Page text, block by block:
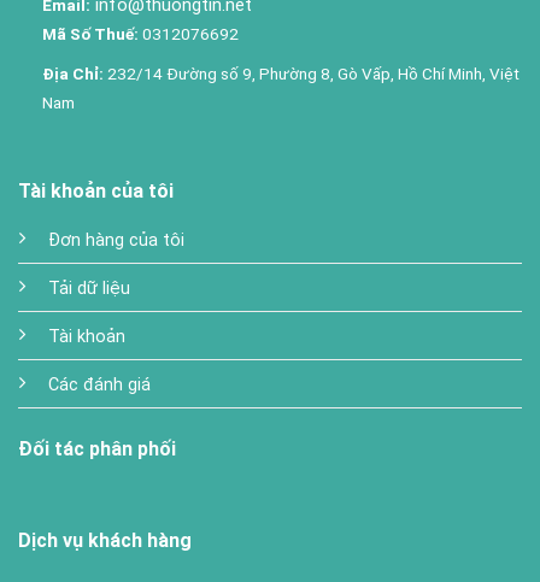
Email: info@thuongtin.net
Mã Số Thuế: 0312076692
Địa Chỉ: 232/14 Đường số 9, Phường 8, Gò Vấp, Hồ Chí Minh, Việt
Nam
Tài khoản của tôi
Đơn hàng của tôi
Tải dữ liệu
Tài khoản
Các đánh giá
Đối tác phân phối
Dịch vụ khách hàng